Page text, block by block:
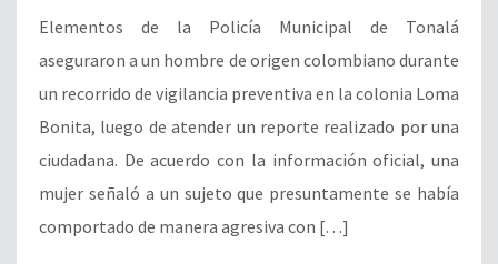
Elementos de la Policía Municipal de Tonalá
aseguraron a un hombre de origen colombiano durante
un recorrido de vigilancia preventiva en la colonia Loma
Bonita, luego de atender un reporte realizado por una
ciudadana. De acuerdo con la información oficial, una
mujer señaló a un sujeto que presuntamente se había
comportado de manera agresiva con […]